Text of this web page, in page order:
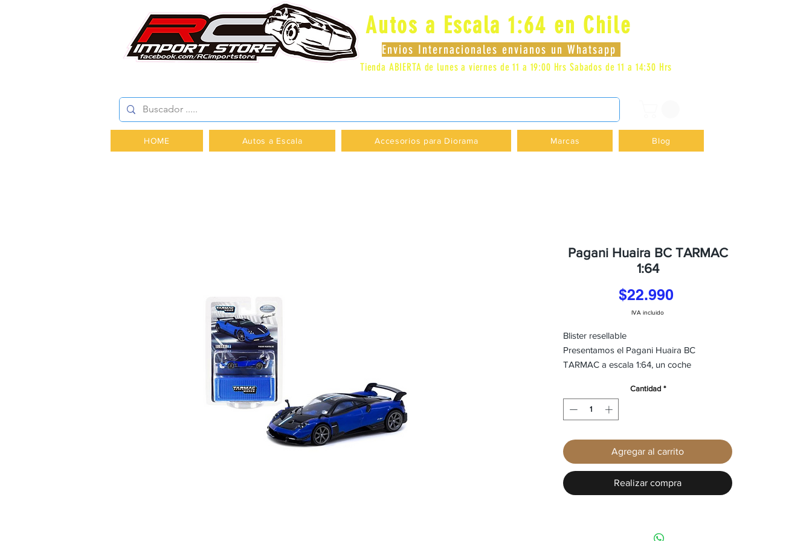
Autos a Escala 1:64 en Chile
Envios Internacionales envianos un Whatsapp
Tienda ABIERTA de lunes a viernes de 11 a 19:00 Hrs Sabados de 11 a 14:30 Hrs
HOME Autos a Escala Accesorios para Diorama Marcas Blog
Pagani Huaira BC TARMAC
1:64
$22.990
IVA incluido
Blister resellable
Presentamos el Pagani Huaira BC
TARMAC a escala 1:64, un coche
los coches. Esta réplica muy detallada del
emblemático coche deportivo es perfecta
tanto para coleccionistas como para niños.
de exhibir en estanterías o para jugar con
él, y el embalaje blíster se puede revender,
lo que lo convierte en un gran artículo para
regalar. Con su elegante diseño y detalles
a tu colección hoy mismo y experimenta la
Cantidad *
Agregar al carrito
Realizar compra